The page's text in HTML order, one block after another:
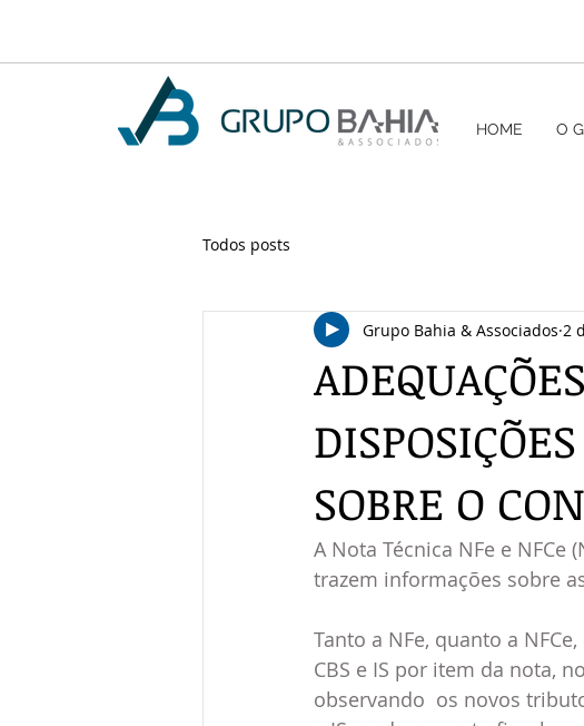
HOME O
Todos posts
SOBRE O
Grupo Bahia & Associados 2
A Nota Técnica NFe e NFCe
trazem informações sobre
Tanto a NFe, quanto a
CBS e IS por item da nota,
observando  os novos